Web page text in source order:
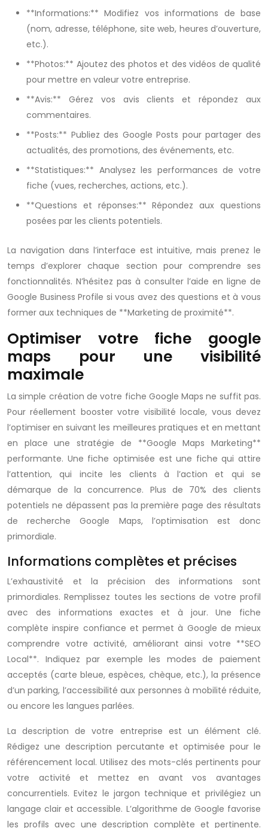
**Informations:** Modifiez vos informations de base
(nom, adresse, téléphone, site web, heures d’ouverture,
etc.).
**Photos:** Ajoutez des photos et des vidéos de qualité
pour mettre en valeur votre entreprise.
**Avis:** Gérez vos avis clients et répondez aux
commentaires.
**Posts:** Publiez des Google Posts pour partager des
actualités, des promotions, des événements, etc.
**Statistiques:** Analysez les performances de votre
fiche (vues, recherches, actions, etc.).
**Questions et réponses:** Répondez aux questions
posées par les clients potentiels.
La navigation dans l’interface est intuitive, mais prenez le
temps d’explorer chaque section pour comprendre ses
fonctionnalités. N’hésitez pas à consulter l’aide en ligne de
Google Business Profile si vous avez des questions et à vous
former aux techniques de **Marketing de proximité**.
Optimiser votre fiche google
maps pour une visibilité
maximale
La simple création de votre fiche Google Maps ne suffit pas.
Pour réellement booster votre visibilité locale, vous devez
l’optimiser en suivant les meilleures pratiques et en mettant
en place une stratégie de **Google Maps Marketing**
performante. Une fiche optimisée est une fiche qui attire
l’attention, qui incite les clients à l’action et qui se
démarque de la concurrence. Plus de 70% des clients
potentiels ne dépassent pas la première page des résultats
de recherche Google Maps, l’optimisation est donc
primordiale.
Informations complètes et précises
L’exhaustivité et la précision des informations sont
primordiales. Remplissez toutes les sections de votre profil
avec des informations exactes et à jour. Une fiche
complète inspire confiance et permet à Google de mieux
comprendre votre activité, améliorant ainsi votre **SEO
Local**. Indiquez par exemple les modes de paiement
acceptés (carte bleue, espèces, chèque, etc.), la présence
d’un parking, l’accessibilité aux personnes à mobilité réduite,
ou encore les langues parlées.
La description de votre entreprise est un élément clé.
Rédigez une description percutante et optimisée pour le
référencement local. Utilisez des mots-clés pertinents pour
votre activité et mettez en avant vos avantages
concurrentiels. Evitez le jargon technique et privilégiez un
langage clair et accessible. L’algorithme de Google favorise
les profils avec une description complète et pertinente.